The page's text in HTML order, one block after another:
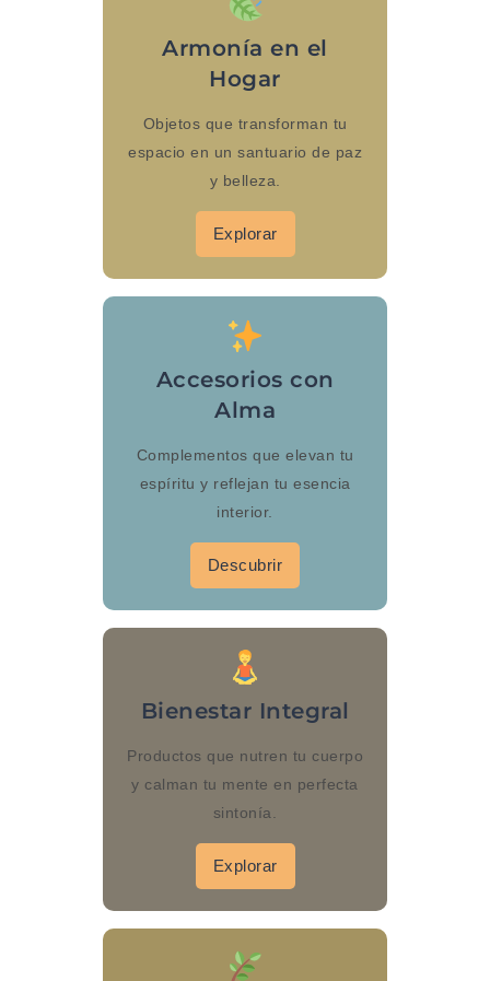
Armonía en el
Hogar
Objetos que transforman tu
espacio en un santuario de paz
y belleza.
Explorar
Accesorios con
Alma
Complementos que elevan tu
espíritu y reflejan tu esencia
interior.
Descubrir
Bienestar Integral
Productos que nutren tu cuerpo
y calman tu mente en perfecta
sintonía.
Explorar